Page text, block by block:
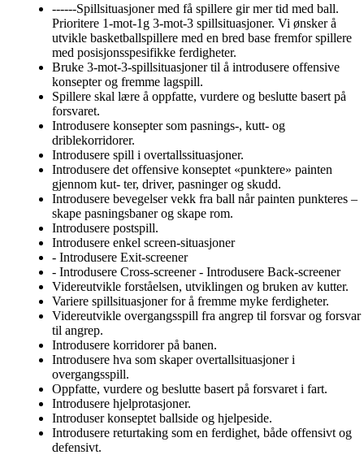
------Spillsituasjoner med få spillere gir mer tid med ball.
Prioritere 1-mot-1g 3-mot-3 spillsituasjoner. Vi ønsker å
utvikle basketballspillere med en bred base fremfor spillere
med posisjonsspesifikke ferdigheter.
Bruke 3-mot-3-spillsituasjoner til å introdusere offensive
konsepter og fremme lagspill.
Spillere skal lære å oppfatte, vurdere og beslutte basert på
forsvaret.
Introdusere konsepter som pasnings-, kutt- og
driblekorridorer.
Introdusere spill i overtallssituasjoner.
Introdusere det offensive konseptet «punktere» painten
gjennom kut- ter, driver, pasninger og skudd.
Introdusere bevegelser vekk fra ball når painten punkteres –
skape pasningsbaner og skape rom.
Introdusere postspill.
Introdusere enkel screen-situasjoner
- Introdusere Exit-screener
- Introdusere Cross-screener - Introdusere Back-screener
Videreutvikle forståelsen, utviklingen og bruken av kutter.
Variere spillsituasjoner for å fremme myke ferdigheter.
Videreutvikle overgangsspill fra angrep til forsvar og forsvar
til angrep.
Introdusere korridorer på banen.
Introdusere hva som skaper overtallsituasjoner i
overgangsspill.
Oppfatte, vurdere og beslutte basert på forsvaret i fart.
Introdusere hjelprotasjoner.
Introduser konseptet ballside og hjelpeside.
Introdusere returtaking som en ferdighet, både offensivt og
defensivt.